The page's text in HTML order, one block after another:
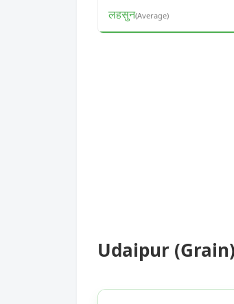
लहसुन(Average)
Udaipur (Grain)